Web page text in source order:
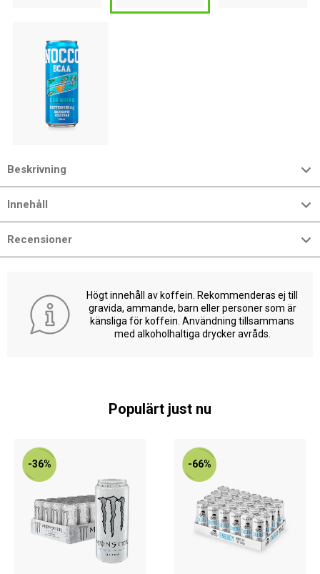
Beskrivning
Innehåll
Recensioner
Högt innehåll av koffein. Rekommenderas ej till
gravida, ammande, barn eller personer som är
känsliga för koffein. Användning tillsammans
med alkoholhaltiga drycker avråds.
Populärt just nu
-36% -66%